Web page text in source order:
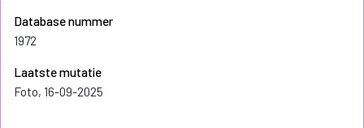
Database nummer
1972
Laatste mutatie
Foto, 16-09-2025